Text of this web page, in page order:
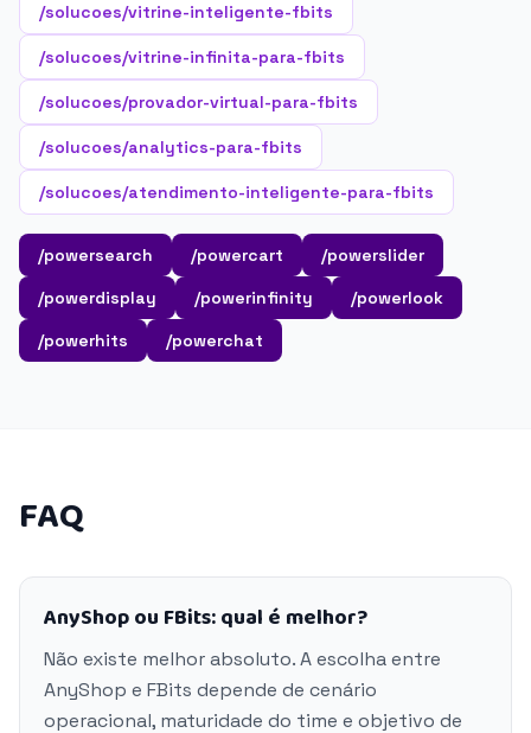
/solucoes/vitrine-inteligente-fbits
/solucoes/vitrine-infinita-para-fbits
/solucoes/provador-virtual-para-fbits
/solucoes/analytics-para-fbits
/solucoes/atendimento-inteligente-para-fbits
/powersearch /powercart
/powerslider
/powerdisplay
/powerinfinity
/powerlook
/powerhits
/powerchat
FAQ
AnyShop ou FBits: qual é melhor?
Não existe melhor absoluto. A escolha entre
AnyShop e FBits depende de cenário
operacional, maturidade do time e objetivo de